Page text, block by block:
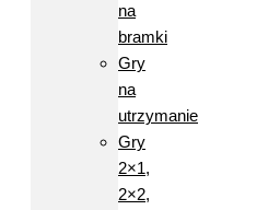
na
bramki
Gry
na
utrzymanie
Gry
2×1,
2×2,